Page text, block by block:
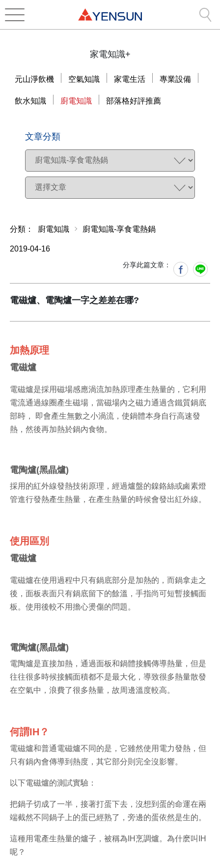
家電知識+
元山淨飲機 空氣知識 家電生活 專業設備
飲水知識 廚電知識 部落格好評推薦
分類： 廚電知識 廚電知識-享食電熱鍋
2019-04-16
電磁爐、電陶爐一字之差差在哪?
分享此篇文章：
加熱原理
電磁爐
電磁爐是採用磁場感應渦流加熱原理產生熱量的，它利用
電流通過線圈產生磁場，當磁場內之磁力通過含鐵質鍋底
部時， 即會產生無數之小渦流，使鍋體本身自行高速發
熱，然後再加熱於鍋內食物。
電陶爐(黑晶爐)
採用的紅外線發熱技術原理，經過爐盤的鎳鉻絲或鹵素燈
管進行發熱產生熱量，在產生熱量的時候會發出紅外線。
使用區別
電磁爐
電磁爐在使用過程中只有鍋底部分是加熱的，而鍋拿走之
後，面板表面只有鍋底留下的餘溫，手指尚可短暫接觸面
板。使用後較不用擔心燙傷的問題。
電陶爐(黑晶爐)
電陶爐是直接加熱，通過面板和鍋體接觸傳導熱量，但是
往往很多時候接觸面積都不是最大化，導致很多熱量散發
在空氣中，浪費了很多熱量，故周邊溫度較高。
何謂IH？
電磁爐和普通電磁爐不同的是，它雖然使用電力發熱，但
只有鍋內會傳導到熱度，其它部分則完全沒影響。
以下電磁爐的測試實驗：
把鍋子切成了一半，接著打蛋下去，沒想到蛋的命運在兩
端截然不同鍋子上的蛋已經熟了，旁邊的蛋依然是生的。
這種用電產生熱量的爐子，被稱為IH烹調爐。為什麽叫IH
呢？
文章分類